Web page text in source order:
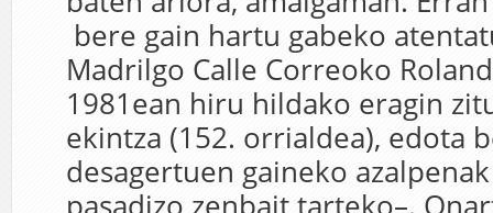
bere gain hartu gabeko
Madrilgo Calle Correoko
1981ean hiru hildako eragin
ekintza (152. orrialdea), edota
desagertuen gaineko